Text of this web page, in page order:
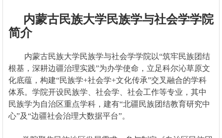
内蒙古民族大学民族学与社会学学院
简介
内蒙古民族大学民族学与社会学学院以“筑牢民族团结
根基，深耕边疆治理实践”为办学使命，立足科尔沁草原文
化底蕴，构建“民族学+社会学+文化传承”交叉融合的学科
体系。学院开设民族学、社会学、社会工作等专业，其中
民族学为自治区重点学科，建有“北疆民族团结教育研究中
心”及“边疆社会治理大数据平台”。